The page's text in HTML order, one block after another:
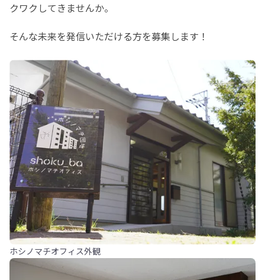
クワクしてきませんか。
そんな未来を発信いただける方を募集します！
ホシノマチオフィス外観